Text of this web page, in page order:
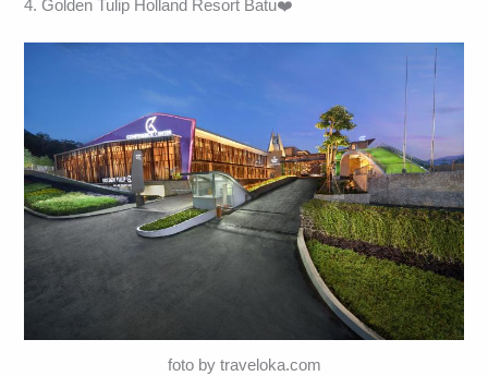
4. Golden Tulip Holland Resort Batu❤️
foto by traveloka.com